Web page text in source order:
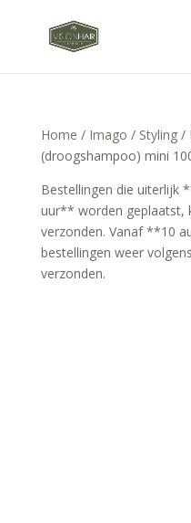
Home / Imago / Styling/
(droogshampoo) mini
Bestellingen die uiterlijk
uur** worden geplaatst,
verzonden. Vanaf **10
bestellingen weer
verzonden.